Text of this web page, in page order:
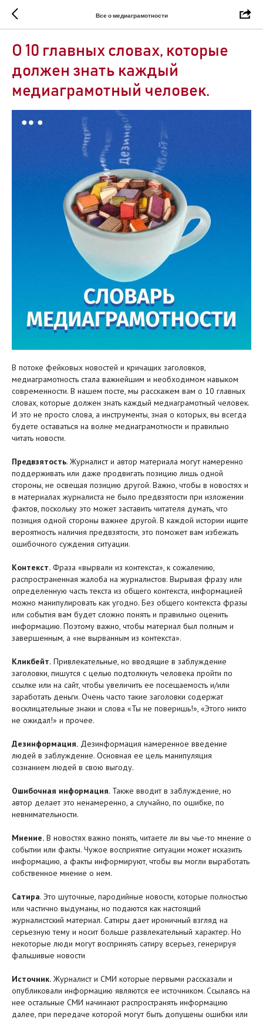
Все о медиаграмотности
О 10 главных словах, которые
должен знать каждый
медиаграмотный человек.
В потоке фейковых новостей и кричащих заголовков,
медиаграмотность стала важнейшим и необходимом навыком
современности. В нашем посте, мы расскажем вам о 10 главных
словах, которые должен знать каждый медиаграмотный человек.
И это не просто слова, а инструменты, зная о которых, вы всегда
будете оставаться на волне медиаграмотности и правильно
читать новости.
Предвзятость. Журналист и автор материала могут намеренно
поддерживать или даже продвигать позицию лишь одной
стороны, не освещая позицию другой. Важно, чтобы в новостях и
в материалах журналиста не было предвзятости при изложении
фактов, поскольку это может заставить читателя думать, что
позиция одной стороны важнее другой. В каждой истории ищите
вероятность наличия предвзятости, это поможет вам избежать
ошибочного суждения ситуации.
Контекст. Фраза «вырвали из контекста», к сожалению,
распространенная жалоба на журналистов. Вырывая фразу или
определенную часть текста из общего контекста, информацией
можно манипулировать как угодно. Без общего контекста фразы
или события вам будет сложно понять и правильно оценить
информацию. Поэтому важно, чтобы материал был полным и
завершенным, а «не вырванным из контекста».
Кликбейт. Привлекательные, но вводящие в заблуждение
заголовки, пишутся с целью подтолкнуть человека пройти по
ссылке или на сайт, чтобы увеличить ее посещаемость и/или
заработать деньги. Очень часто такие заголовки содержат
восклицательные знаки и слова «Ты не поверишь!», «Этого никто
не ожидал!» и прочее.
Дезинформация. Дезинформация намеренное введение
людей в заблуждение. Основная ее цель манипуляция
сознанием людей в свою выгоду.
Ошибочная информация. Также вводит в заблуждение, но
автор делает это ненамеренно, а случайно, по ошибке, по
невнимательности.
Мнение. В новостях важно понять, читаете ли вы чье-то мнение о
событии или факты. Чужое восприятие ситуации может исказить
информацию, а факты информируют, чтобы вы могли выработать
собственное мнение о нем.
Сатира. Это шуточные, пародийные новости, которые полностью
или частично выдуманы, но подаются как настоящий
журналистский материал. Сатиры дает ироничный взгляд на
серьезную тему и носит больше развлекательный характер. Но
некоторые люди могут воспринять сатиру всерьез, генерируя
фальшивые новости
Источник. Журналист и СМИ которые первыми рассказали и
опубликовали информацию являются ее источником. Ссылаясь на
нее остальные СМИ начинают распространять информацию
далее, при передаче которой могут быть допущены ошибки или